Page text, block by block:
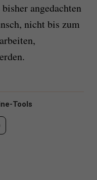
angedachten
nicht bis zum
Tools